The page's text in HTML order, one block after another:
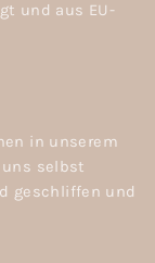
und aus EU-
in unserem
selbst
geschliffen und